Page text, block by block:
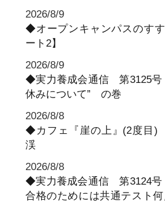
2026/8/9
◆オープンキャンパスのす
ート2】
2026/8/9
◆実力養成会通信 第3125
休みについて” の巻
2026/8/8
◆カフェ『崖の上』(2度目
渓
2026/8/8
◆実力養成会通信 第3124
合格のためには共通テスト何